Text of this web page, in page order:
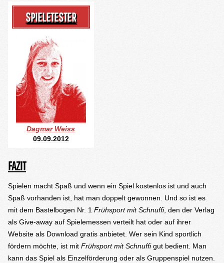
SPIELETESTER
Dagmar Weiss
09.09.2012
FAZIT
Spielen macht Spaß und wenn ein Spiel kostenlos ist und auch
Spaß vorhanden ist, hat man doppelt gewonnen. Und so ist es
mit dem Bastelbogen Nr. 1 Frühsport mit Schnuffi, den der Verlag
als Give-away auf Spielemessen verteilt hat oder auf ihrer
Website als Download gratis anbietet. Wer sein Kind sportlich
fördern möchte, ist mit Frühsport mit Schnuffigut bedient. Man
kann das Spiel als Einzelförderung oder als Gruppenspiel nutzen.